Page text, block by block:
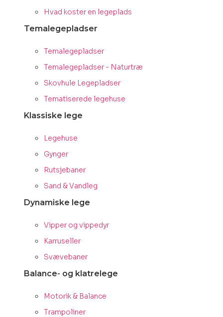
Hvad koster en legeplads
Temalegepladser
Temalegepladser
Temalegepladser - Naturtræ
Skovhule Legepladser
Tematiserede legehuse
Klassiske lege
Legehuse
Gynger
Rutsjebaner
Sand & Vandleg
Dynamiske lege
Vipper og vippedyr
Karruseller
Svævebaner
Balance- og klatrelege
Motorik & Balance
Trampoliner